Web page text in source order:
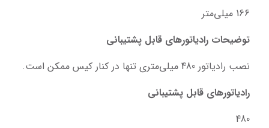
166 میلی‌متر
توضیحات رادیاتورهای قابل پشتیبانی
نصب رادیاتور 480 میلی‌متری تنها در کنار کیس ممکن است.
رادیاتورهای قابل پشتیبانی
480